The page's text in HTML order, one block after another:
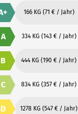
166 KG (71 € / Jahr)
A 334 KG (143 € / Jahr)
B 444 KG (190 € / Jahr)
C 834 KG (357 € / Jahr)
D 1278 KG (547 € / Jahr)